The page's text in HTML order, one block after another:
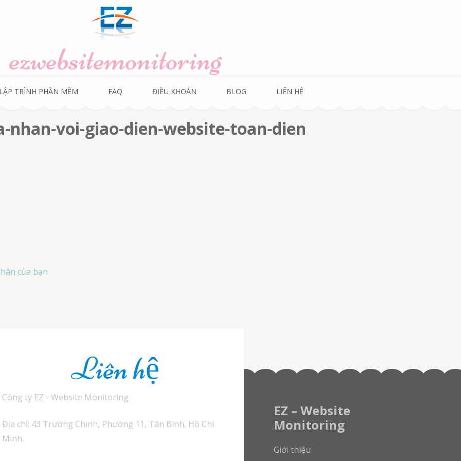
ezwebsitemonitoring
LẬP TRÌNH PHẦN MỀM FAQ ĐIỀU KHOẢN BLOG LIÊN HỆ
voi-giao-dien-website-toan-dien
của bạn
Liên hệ
Công ty EZ - Website Monitoring
Địa chỉ: 43 Trường Chinh, Phường 11, Tân Bình, Hồ Chí
Minh.
EZ – Website
Monitoring
Giới thiệu